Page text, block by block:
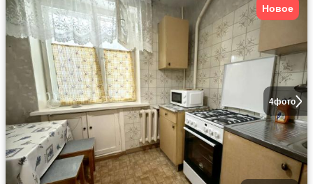
4фото
Новое